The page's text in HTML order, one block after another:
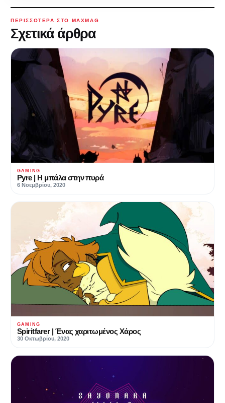
ΠΕΡΙΣΣΌΤΕΡΑ ΣΤΟ MAXMAG
Σχετικά άρθρα
GAMING
Pyre | Η μπάλα στην πυρά
6 Νοεμβρίου, 2020
GAMING
Spiritfarer | Ένας χαριτωμένος Χάρος
30 Οκτωβρίου, 2020